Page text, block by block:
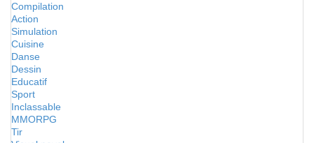
Compilation
Action
Simulation
Cuisine
Danse
Dessin
Educatif
Sport
Inclassable
MMORPG
Tir